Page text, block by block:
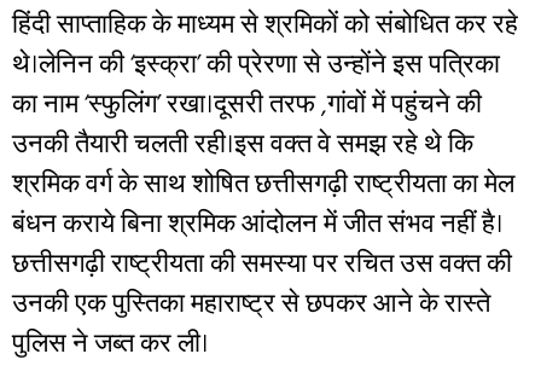
हिंदी साप्ताहिक के माध्यम से श्रमिकों को संबोधित कर रहे
थे।लेनिन की ‘इस्क्रा’ की प्रेरणा से उन्होंने इस पत्रिका
का नाम ‘स्फुलिंग’ रखा।दूसरी तरफ ,गांवों में पहुंचने की
उनकी तैयारी चलती रही।इस वक्त वे समझ रहे थे कि
श्रमिक वर्ग के साथ शोषित छत्तीसगढ़ी राष्ट्रीयता का मेल
बंधन कराये बिना श्रमिक आंदोलन में जीत संभव नहीं है।
छत्तीसगढ़ी राष्ट्रीयता की समस्या पर रचित उस वक्त की
उनकी एक पुस्तिका महाराष्ट्र से छपकर आने के रास्ते
पुलिस ने जब्त कर ली।